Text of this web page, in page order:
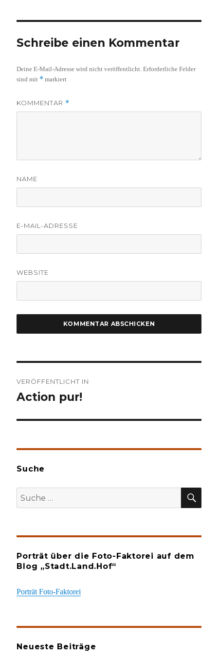
Schreibe einen Kommentar
Deine E-Mail-Adresse wird nicht veröffentlicht. Erforderliche Felder
sind mit * markiert
KOMMENTAR *
NAME
E-MAIL-ADRESSE
WEBSITE
VERÖFFENTLICHT IN
Action pur!
Suche
Suche
nach:
Porträt über die Foto-Faktorei auf dem
Blog „Stadt.Land.Hof“
Porträt Foto-Faktorei
Neueste Beiträge